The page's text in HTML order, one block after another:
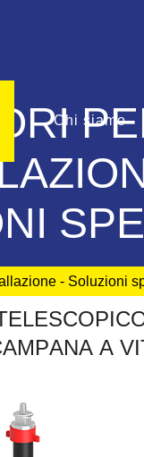
Chi siamo
- Soluzioni
ELESCOPIC
AMPANA A VI